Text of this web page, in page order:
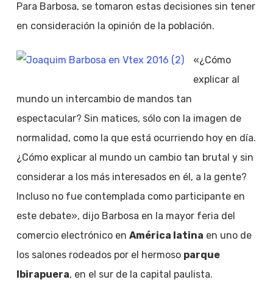
Para Barbosa, se tomaron estas decisiones sin tener
en consideración la opinión de la población.
«¿Cómo
explicar al
mundo un intercambio de mandos tan
espectacular? Sin matices, sólo con la imagen de
normalidad, como la que está ocurriendo hoy en día.
¿Cómo explicar al mundo un cambio tan brutal y sin
considerar a los más interesados en él, a la gente?
Incluso no fue contemplada como participante en
este debate», dijo Barbosa en la mayor feria del
comercio electrónico en América latina en uno de
los salones rodeados por el hermoso parque
Ibirapuera, en el sur de la capital paulista.